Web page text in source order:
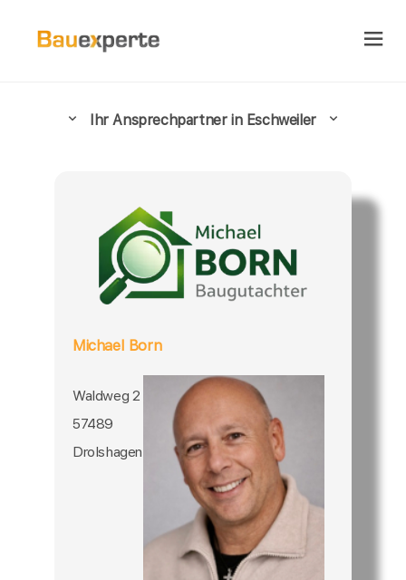
Ihr Ansprechpartner in Eschweiler
Michael Born
Waldweg 2
57489
Drolshagen